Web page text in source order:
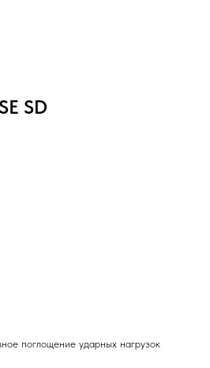
SD
поглощение ударных нагрузок